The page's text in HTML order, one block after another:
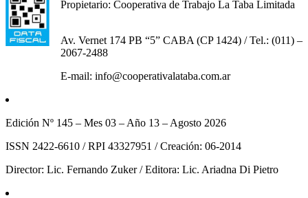
Propietario: Cooperativa de Trabajo La Taba Limitada
Av. Vernet 174 PB “5” CABA (CP 1424) / Tel.: (011) –
2067-2488
E-mail: info@cooperativalataba.com.ar
Edición Nº 145 – Mes 03 – Año 13 – Agosto 2026
ISSN 2422-6610 / RPI 43327951 / Creación: 06-2014
Director: Lic. Fernando Zuker / Editora: Lic. Ariadna Di Pietro